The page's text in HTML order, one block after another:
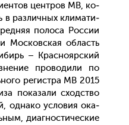
цен­тров МВ, ко­
в раз­личных кли­мати­
по­лоса Рос­сии
Мос­ков­ская об­ласть
– Крас­но­яр­ский
про­води­ли по
ре­гис­тра МВ 2015
по­каза­ли сходс­тво
од­на­ко ус­ло­вия ока­
ди­аг­ности­чес­кие